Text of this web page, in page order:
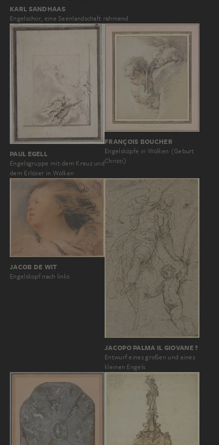
KARL SANDHAAS
Engelschor, eine Seenlandschaft rahmend
PAUL EGELL
Engelsgruppe mit dem Kreuz und
dem Erlöser in Wolken
FRANÇOIS BOUCHER
Engelsköpfe in Wolken (Geburt
Christi)
JACOB DE WIT
Engelskopf nach links
JACOPO PALMA IL GIOVANE ?
Entwurf eines großen und eines
kleinen Engels